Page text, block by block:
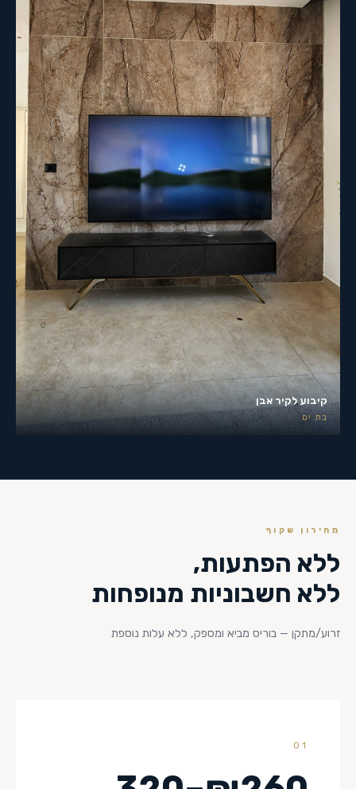
קיבוע לקיר אבן
בת ים
מחירון שקוף
ללא הפתעות,
ללא חשבוניות מנופחות
זרוע/מתקן — בוריס מביא ומספק, ללא עלות נוספת
01